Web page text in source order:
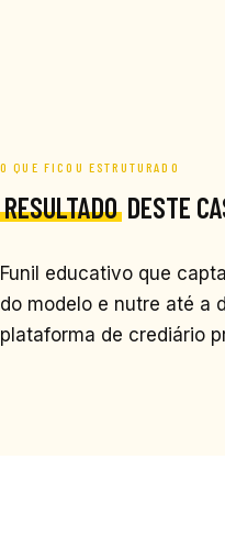
O QUE FICOU ESTRUTURADO
RESULTADO DESTE
Funil educativo que
do modelo e nutre até a
plataforma de crediário